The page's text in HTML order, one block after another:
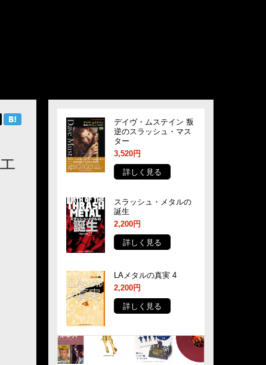
デイヴ・ムステイン 叛
逆のスラッシュ・マス
ター
3,520円
詳しく見る
スラッシュ・メタルの
誕生
2,200円
詳しく見る
LAメタルの真実 4
2,200円
詳しく見る